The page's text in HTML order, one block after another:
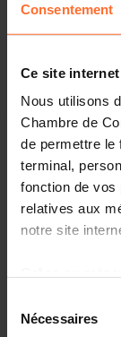
Consentement
Ce site
Nous utilisons
Chambre de
de permettre le
terminal,
fonction de vos
relatives aux
notre site
à l’exception
Nécessaires
Affaires